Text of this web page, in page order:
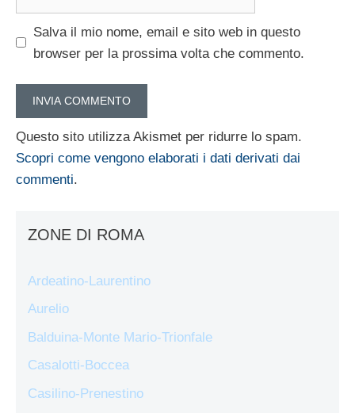
Salva il mio nome, email e sito web in questo
browser per la prossima volta che commento.
Questo sito utilizza Akismet per ridurre lo spam.
Scopri come vengono elaborati i dati derivati dai
commenti.
ZONE DI ROMA
Ardeatino-Laurentino
Aurelio
Balduina-Monte Mario-Trionfale
Casalotti-Boccea
Casilino-Prenestino